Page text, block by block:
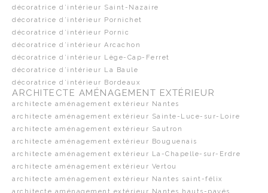
décoratrice d’intérieur Saint-Nazaire
décoratrice d’intérieur Pornichet
décoratrice d’intérieur Pornic
décoratrice d’intérieur Arcachon
décoratrice d’intérieur Lège-Cap-Ferret
décoratrice d’intérieur La Baule
décoratrice d’intérieur Bordeaux
ARCHITECTE AMÉNAGEMENT EXTÉRIEUR
architecte aménagement extérieur Nantes
architecte aménagement extérieur Sainte-Luce-sur-Loire
architecte aménagement extérieur Sautron
architecte aménagement extérieur Bouguenais
architecte aménagement extérieur La-Chapelle-sur-Erdre
architecte aménagement extérieur Vertou
architecte aménagement extérieur Nantes saint-félix